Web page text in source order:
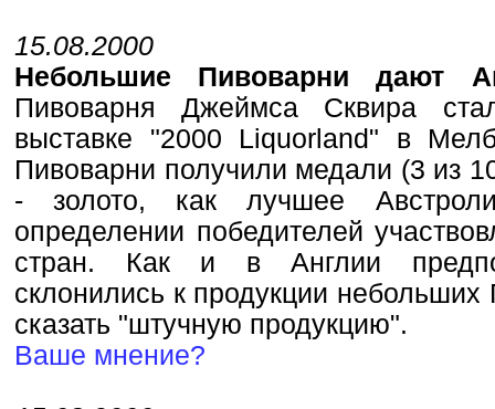
15.08.2000
Небольшие Пивоварни дают
Пивоварня Джеймса Сквира
выставке "2000 Liquorland" в
Пивоварни получили медали (3 из
- золото, как лучшее
определении победителей
стран. Как и в Англии
склонились к продукции
сказать "штучную продукцию".
Ваше мнение?